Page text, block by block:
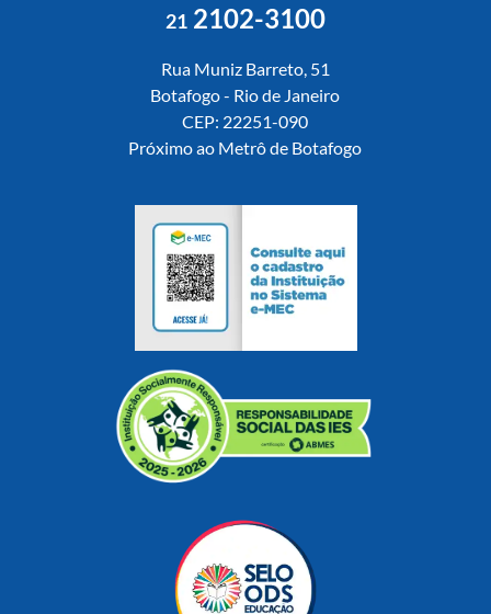
212102-3100
Rua Muniz Barreto, 51
Botafogo - Rio de Janeiro
CEP: 22251-090
Próximo ao Metrô de Botafogo